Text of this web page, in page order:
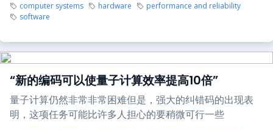
computer systems hardware
performance and reliability
software
“新的编码可以使量子计算效率提高10倍”
量子计算仍然非常非常困难但是，强大的纠错码的出现表
明，这项任务可能比许多人担心的要稍微可行一些